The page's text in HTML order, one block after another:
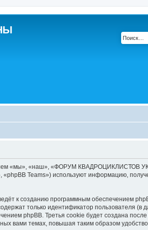
«мы», «наш», «ФОРУМ КВАДРОЦИКЛИСТОВ
Teams») используют информацию,
к созданию программным обеспечением
только идентификатор пользователя (в
phpBB. Третья cookie будет создана
вами темах, повышая таким образом